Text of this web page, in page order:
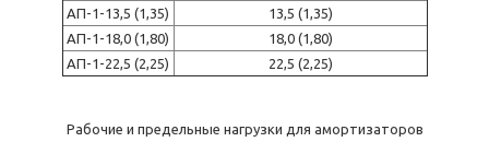
АП-1-13,5 (1,35)
13,5 (1,35)
АП-1-18,0 (1,80)
18,0 (1,80)
АП-1-22,5 (2,25)
22,5 (2,25)
Рабочие и предельные нагрузки для амортизаторов